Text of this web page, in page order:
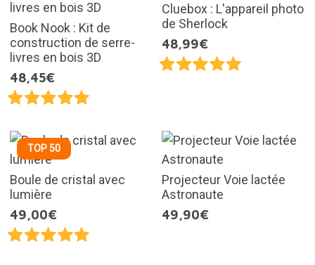
Book Nook : Kit de
construction de serre-
livres en bois 3D
48,45€
Cluebox : L'appareil photo
de Sherlock
48,99€
TOP 50
Boule de cristal avec
lumière
49,00€
Projecteur Voie lactée
Astronaute
49,90€